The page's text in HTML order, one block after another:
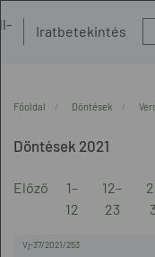
Iratbetekintés
Főoldal Döntések
Döntések 2021
Előző
1–
12
12–
23
Vj-37/2021/253